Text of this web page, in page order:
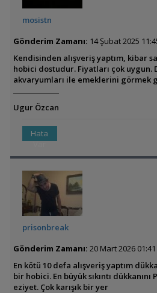
mosistn
Gönderim Zamanı: 14 Şubat 2025
Kendisinden alışveriş yaptım, kibar
hobici dostudur. Fiyatları çok uygun.
akvaryumları ile emeklerini görmek
Ugur Özcan
Hata
Var
prisonbreak
Gönderim Zamanı: 20 Mart 2026 01:41
En kötü 10 defa alışveriş yaptım
bir hobici. En büyük sıkıntı
eziyet. Çok karışık bir yer